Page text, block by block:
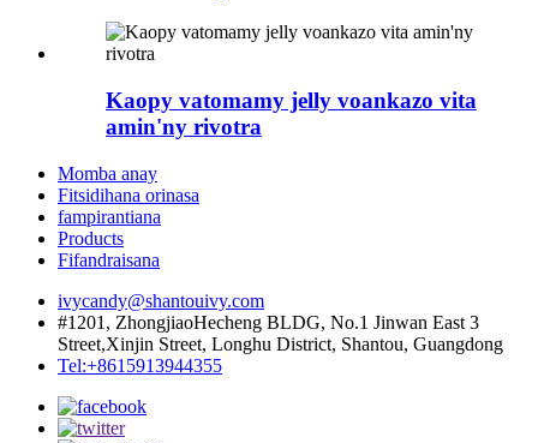
Kaopy vatomamy jelly voankazo vita
amin'ny rivotra
Momba anay
Fitsidihana orinasa
fampirantiana
Products
Fifandraisana
ivycandy@shantouivy.com
#1201, ZhongjiaoHecheng BLDG, No.1 Jinwan East 3
Street,Xinjin Street, Longhu District, Shantou, Guangdong
Tel:+8615913944355